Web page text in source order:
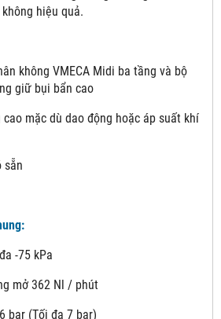
hiệu quả.
không VMECA Midi ba tầng và bộ
giữ bụi bẩn cao
mặc dù dao động hoặc áp suất khí
sẵn
-75 kPa
mở 362 Nl / phút
bar (Tối đa 7 bar)